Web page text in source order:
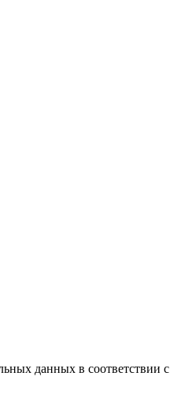
данных в соответствии с